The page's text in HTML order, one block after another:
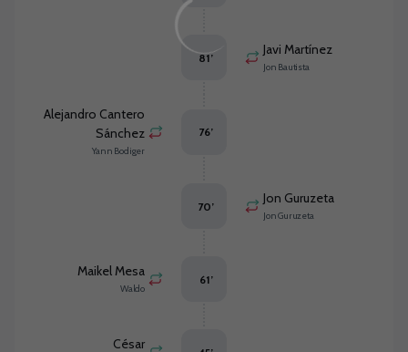
Javi Martínez
Jon Bautista
81’
Alejandro Cantero
Sánchez
Yann Bodiger
76’
Jon Guruzeta
Jon Guruzeta
70’
Maikel Mesa
Waldo
61’
César